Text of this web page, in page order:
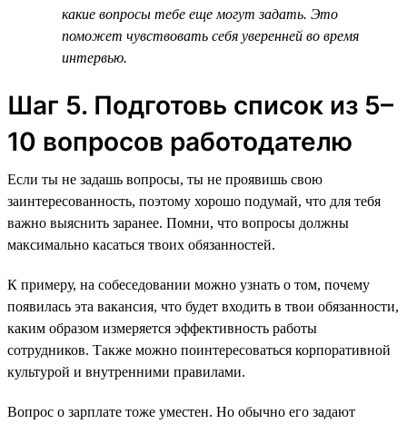
какие вопросы тебе еще могут задать. Это
поможет чувствовать себя уверенней во время
интервью.
Шаг 5. Подготовь список из 5–
10 вопросов работодателю
Если ты не задашь вопросы, ты не проявишь свою
заинтересованность, поэтому хорошо подумай, что для тебя
важно выяснить заранее. Помни, что вопросы должны
максимально касаться твоих обязанностей.
К примеру, на собеседовании можно узнать о том, почему
появилась эта вакансия, что будет входить в твои обязанности,
каким образом измеряется эффективность работы
сотрудников. Также можно поинтересоваться корпоративной
культурой и внутренними правилами.
Вопрос о зарплате тоже уместен. Но обычно его задают